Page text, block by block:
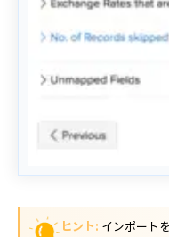
ヒント: インポート